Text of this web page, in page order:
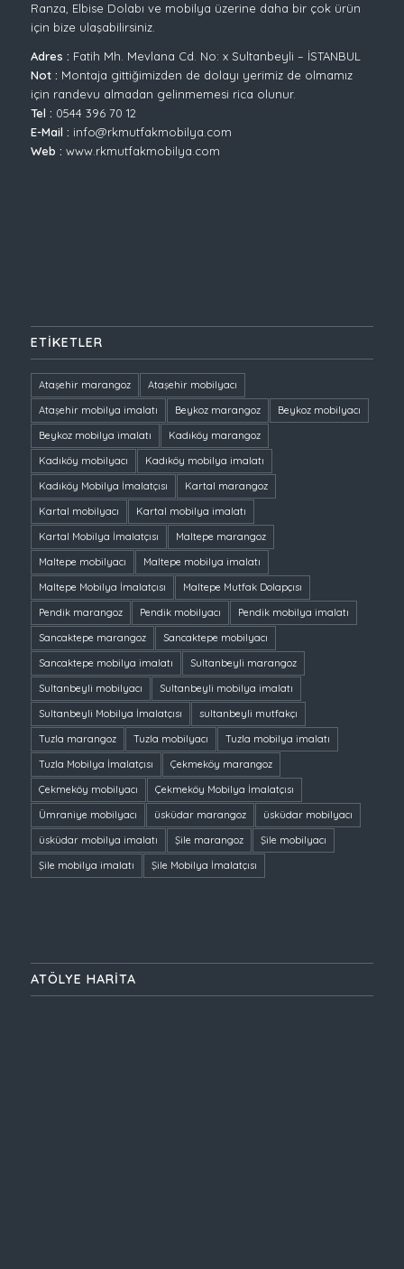
Ranza, Elbise Dolabı ve mobilya üzerine daha bir çok ürün
için bize ulaşabilirsiniz.
Adres : Fatih Mh. Mevlana Cd. No: x Sultanbeyli – İSTANBUL
Not : Montaja gittiğimizden de dolayı yerimiz de olmamız
için randevu almadan gelinmemesi rica olunur.
Tel : 0544 396 70 12
E-Mail : info@rkmutfakmobilya.com
Web : www.rkmutfakmobilya.com
ETIKETLER
Ataşehir marangoz
Ataşehir mobilyacı
Ataşehir mobilya imalatı
Beykoz marangoz
Beykoz mobilyacı
Beykoz mobilya imalatı
Kadıköy marangoz
Kadıköy mobilyacı
Kadıköy mobilya imalatı
Kadıköy Mobilya İmalatçısı
Kartal marangoz
Kartal mobilyacı
Kartal mobilya imalatı
Kartal Mobilya İmalatçısı
Maltepe marangoz
Maltepe mobilyacı
Maltepe mobilya imalatı
Maltepe Mobilya İmalatçısı
Maltepe Mutfak Dolapçısı
Pendik marangoz
Pendik mobilyacı
Pendik mobilya imalatı
Sancaktepe marangoz
Sancaktepe mobilyacı
Sancaktepe mobilya imalatı
Sultanbeyli marangoz
Sultanbeyli mobilyacı
Sultanbeyli mobilya imalatı
Sultanbeyli Mobilya İmalatçısı
sultanbeyli mutfakçı
Tuzla marangoz
Tuzla mobilyacı
Tuzla mobilya imalatı
Tuzla Mobilya İmalatçısı
Çekmeköy marangoz
Çekmeköy mobilyacı
Çekmeköy Mobilya İmalatçısı
Ümraniye mobilyacı
üsküdar marangoz
üsküdar mobilyacı
üsküdar mobilya imalatı
Şile marangoz
Şile mobilyacı
Şile mobilya imalatı
Şile Mobilya İmalatçısı
ATÖLYE HARİTA